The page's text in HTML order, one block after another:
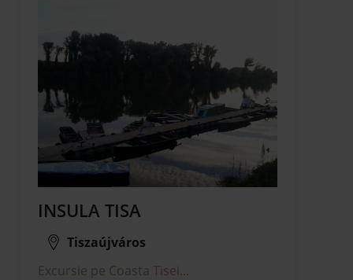
INSULA TISA
Tiszaújváros
Excursie pe Coasta Tisei...